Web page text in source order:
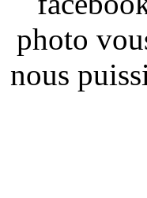
photo
nous